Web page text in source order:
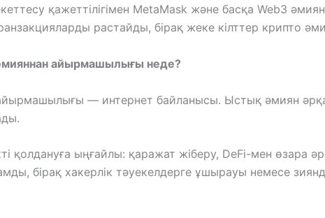
қажеттілігімен MetaMask және басқа Web3
растайды, бірақ жеке кілттер крипто
айырмашылығы неде?
— интернет байланысы. Ыстық әмиян
қолдануға ыңғайлы: қаражат жіберу, DeFi-мен өзара
бірақ хакерлік тәуекелдерге ұшырауы немесе